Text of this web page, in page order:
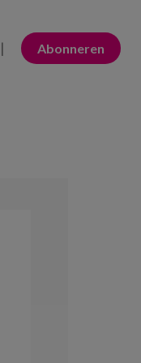
Abonneren